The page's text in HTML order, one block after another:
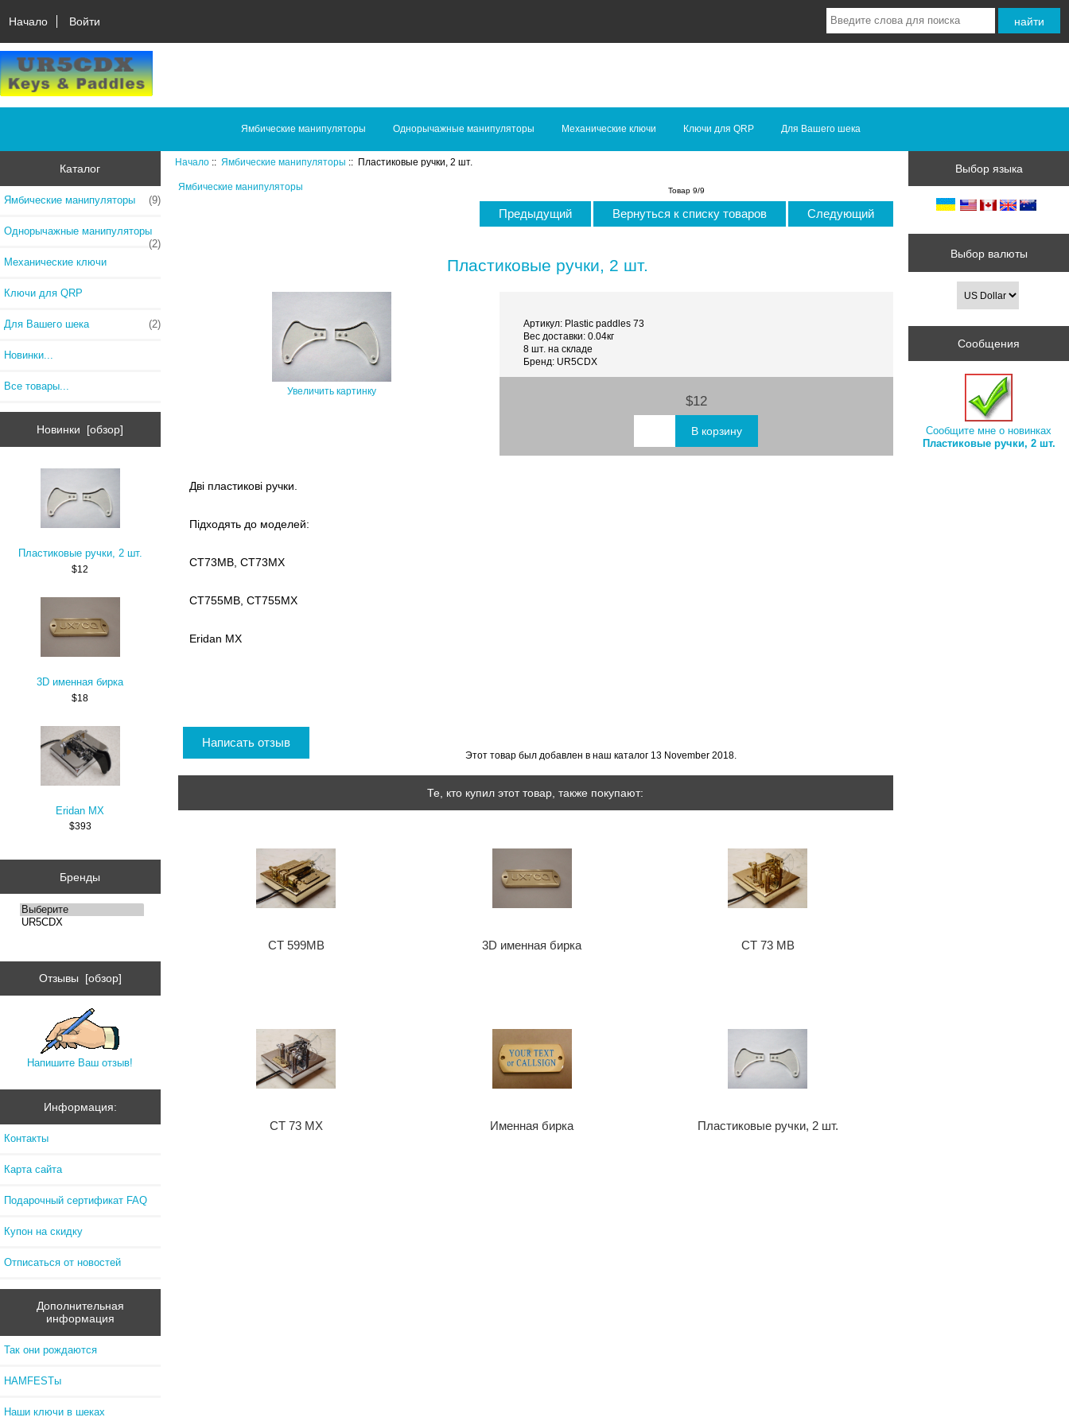
Начало Войти
Ямбические манипуляторы Однорычажные манипуляторы Механические ключи Ключи для QRP Для Вашего шека
Каталог
Ямбические манипуляторы (9)
Однорычажные манипуляторы
(2)
Механические ключи
Ключи для QRP
Для Вашего шека (2)
Новинки...
Все товары...
Новинки [обзор]
Пластиковые ручки, 2 шт.
$12
3D именная бирка
$18
Eridan MX
$393
Бренды
Отзывы [обзор]
Напишите Ваш отзыв!
Информация:
Контакты
Карта сайта
Подарочный сертификат FAQ
Купон на скидку
Отписаться от новостей
Дополнительная
информация
Так они рождаются
HAMFESTы
Наши ключи в шеках
Начало :: Ямбические манипуляторы :: Пластиковые ручки, 2 шт.
Ямбические манипуляторы Товар 9/9
Предыдущий Вернуться к списку товаров Следующий
Пластиковые ручки, 2 шт.
Увеличить картинку
Артикул: Plastic paddles 73
Вес доставки: 0.04кг
8 шт. на складе
Бренд: UR5CDX
$12
Дві пластикові ручки.
Підходять до моделей:
CT73MB, CT73MX
CT755MB, CT755MX
Eridan MX
Написать отзыв
Этот товар был добавлен в наш каталог 13 November 2018.
Те, кто купил этот товар, также покупают:
CT 599MB 3D именная бирка CT 73 MB
CT 73 MX Именная бирка Пластиковые ручки, 2 шт.
Выбор языка
Выбор валюты
Сообщения
Сообщите мне о новинках
Пластиковые ручки, 2 шт.